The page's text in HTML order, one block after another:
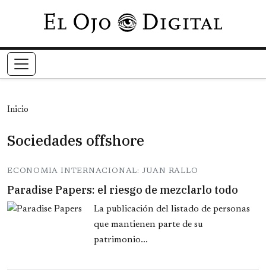
Pasar al contenido principal
Inicio
Sociedades offshore
ECONOMIA INTERNACIONAL: JUAN RALLO
Paradise Papers: el riesgo de mezclarlo todo
La publicación del listado de personas
que mantienen parte de su
patrimonio...